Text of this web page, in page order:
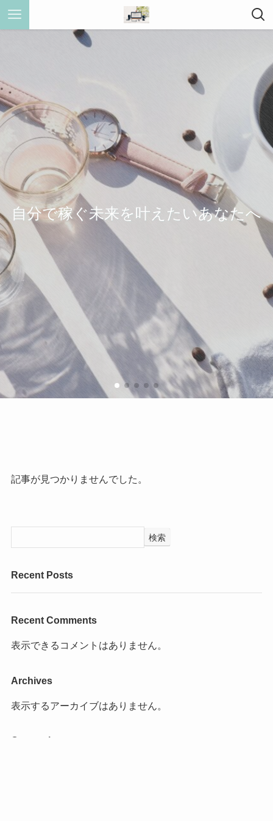
自分で稼ぐ未来を叶えたいあなたへ
記事が見つかりませんでした。
検索
Recent Posts
Recent Comments
表示できるコメントはありません。
Archives
表示するアーカイブはありません。
Categories